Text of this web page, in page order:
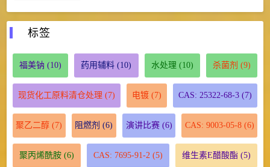
标签
福美钠 (10) 药用辅料 (10) 水处理 (10) 杀菌剂 (9)
现货化工原料清仓处理 (7) 电镀 (7) CAS: 25322-68-3 (7)
聚乙二醇 (7) 阻燃剂 (6) 演讲比赛(6) CAS: 9003-05-8(6)
聚丙烯酰胺(6) CAS: 7695-91-2 (5) 维生素E醋酸酯 (5)